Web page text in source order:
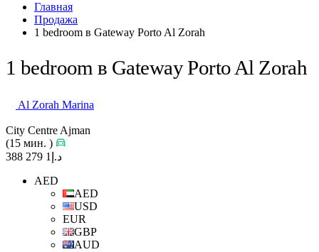
Главная
Продажа
1 bedroom в Gateway Porto Al Zorah
1 bedroom в Gateway Porto Al Zorah
Al Zorah Marina
City Centre Ajman
(15 мин. )
د.إ1 279 388
AED
AED
USD
EUR
GBP
AUD